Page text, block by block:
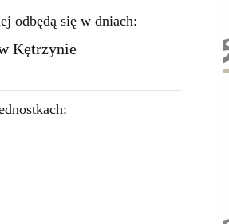
odbędą się w dniach:
Kętrzynie